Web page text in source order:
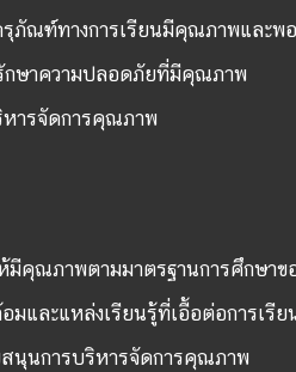
รุภัณฑ์ทางการเรียนมีคุณภาพและพอ
กษาความปลอดภัยที่มีคุณภาพ
หารจัดการคุณภาพ
มีคุณภาพตามมาตรฐานการศึกษาขอ
มและแหล่งเรียนรู้ที่เอื้อต่อการเรีย
นุนการบริหารจัดการคุณภาพ